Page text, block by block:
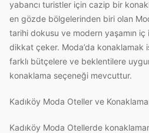
yabancı turistler için cazip bir
en gözde bölgelerinden biri olan
tarihi dokusu ve modern yaşamın
dikkat çeker. Moda’da konaklamak
farklı bütçelere ve beklentilere
konaklama seçeneği mevcuttur.
Kadıköy Moda Oteller ve
Kadıköy Moda Otellerde